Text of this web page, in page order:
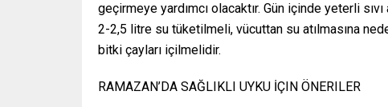
geçirmeye yardımcı olacaktır. Gün içinde yeterli
2-2,5 litre su tüketilmeli, vücuttan su atılmasına
bitki çayları içilmelidir.
RAMAZAN’DA SAĞLIKLI UYKU İÇIN ÖNERILER